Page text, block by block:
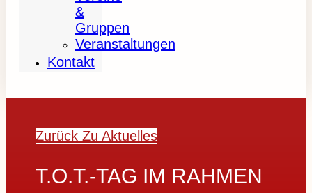
&
Gruppen
Veranstaltungen
Kontakt
Zurück Zu Aktuelles
T.O.T.-TAG IM RAHMEN